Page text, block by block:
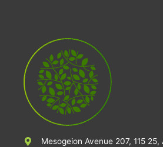
Mesogeion Avenue 207, 115